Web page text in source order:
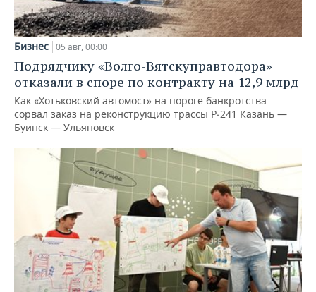
Бизнес 05 авг, 00:00
Подрядчику «Волго-Вятскуправтодора»
отказали в споре по контракту на 12,9 млрд
Как «Хотьковский автомост» на пороге банкротства
сорвал заказ на реконструкцию трассы Р‑241 Казань —
Буинск — Ульяновск